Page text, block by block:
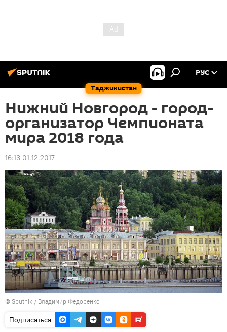
Таджикистан
РУС
Нижний Новгород - город-
организатор Чемпионата
мира 2018 года
16:13 01.12.2017
© Sputnik / Владимир Федоренко
Подписаться